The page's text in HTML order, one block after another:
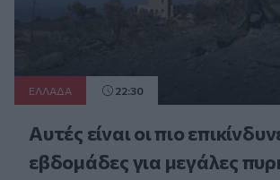
ΕΛΛAΔΑ 22:30
Αυτές είναι οι πιο
εβδομάδες για μεγάλες